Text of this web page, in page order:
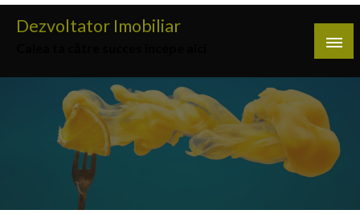
Skip
Dezvoltator Imobiliar